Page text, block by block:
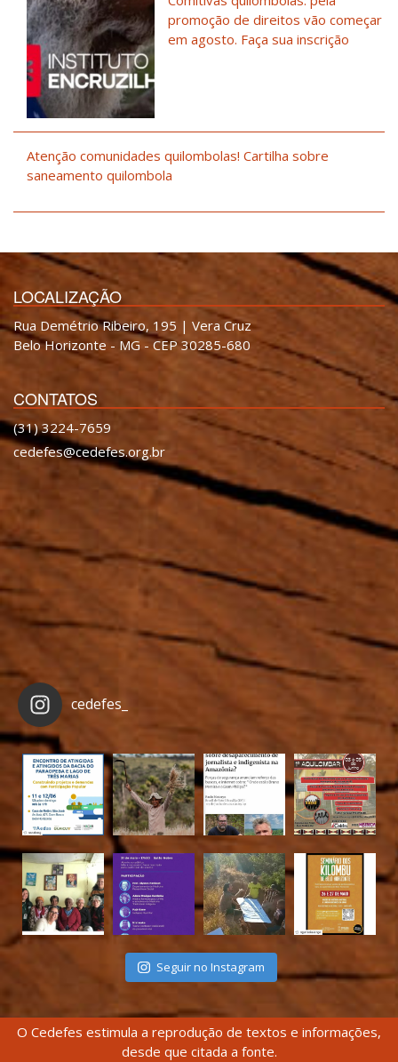
promoção de direitos vão começar
em agosto. Faça sua inscrição
Atenção comunidades quilombolas! Cartilha sobre
saneamento quilombola
LOCALIZAÇÃO
Rua Demétrio Ribeiro, 195 | Vera Cruz
Belo Horizonte - MG - CEP 30285-680
CONTATOS
(31) 3224-7659
cedefes@cedefes.org.br
cedefes_
Seguir no Instagram
O Cedefes estimula a reprodução de textos e informações,
desde que citada a fonte.